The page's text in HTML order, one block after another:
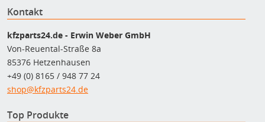
Kontakt
kfzparts24.de - Erwin Weber GmbH
Von-Reuental-Straße 8a
85376 Hetzenhausen
+49 (0) 8165 / 948 77 24
shop@kfzparts24.de
Top Produkte